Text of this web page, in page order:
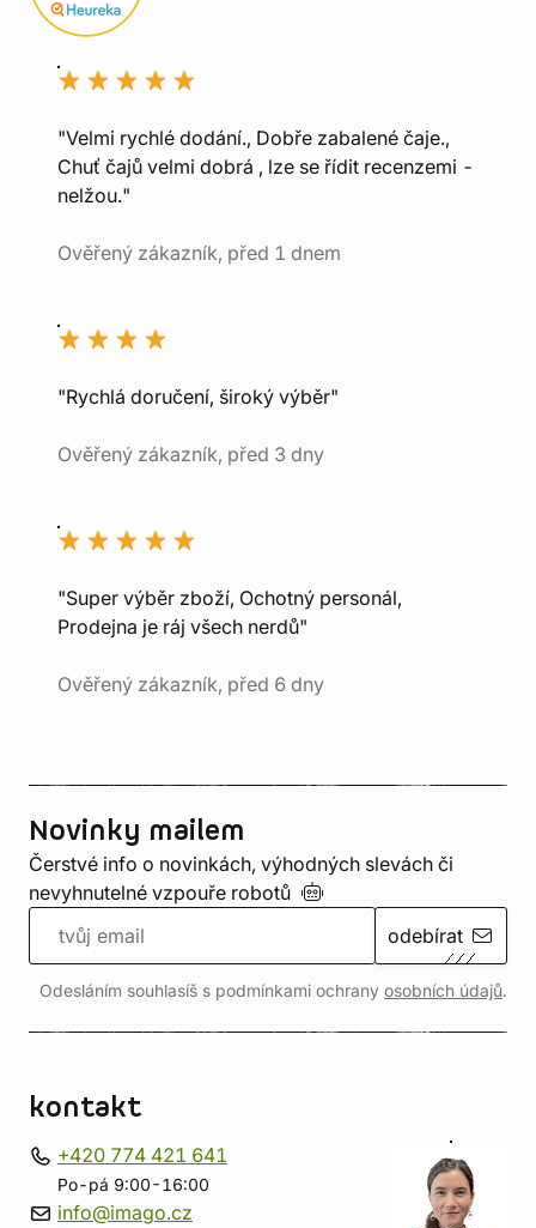
"Velmi rychlé dodání., Dobře zabalené čaje.,
Chuť čajů velmi dobrá , lze se řídit recenzemi -
nelžou."
Ověřený zákazník, před 1 dnem
"Rychlá doručení, široký výběr"
Ověřený zákazník, před 3 dny
"Super výběr zboží, Ochotný personál,
Prodejna je ráj všech nerdů"
Ověřený zákazník, před 6 dny
Novinky mailem
Čerstvé info o novinkách, výhodných slevách či
nevyhnutelné vzpouře robotů
odebírat
Odesláním souhlasíš s podmínkami ochrany osobních údajů.
kontakt
+420 774 421 641
Po-pá 9:00-16:00
info@imago.cz